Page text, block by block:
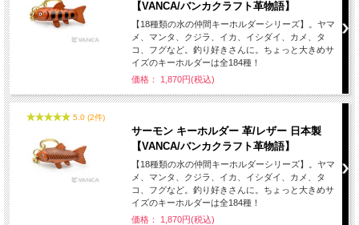
【VANCA/バンカクラフト革物語】
【18種類の水の仲間キーホルダーシリーズ】。ヤマ
メ、マンタ、クジラ、イカ、イシダイ、カメ、タ
コ、フグなど。釣り好きさんに。ちょっと大きめサ
イズのキーホルダーは全184種！
価格： 1,870円(税込)
5.0 (2件)
サーモン キーホルダー 革/レザー 日本製
【VANCA/バンカクラフト革物語】
【18種類の水の仲間キーホルダーシリーズ】。ヤマ
メ、マンタ、クジラ、イカ、イシダイ、カメ、タ
コ、フグなど。釣り好きさんに。ちょっと大きめサ
イズのキーホルダーは全184種！
価格： 1,870円(税込)